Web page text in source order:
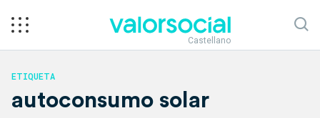
Castellano
ETIQUETA
autoconsumo solar